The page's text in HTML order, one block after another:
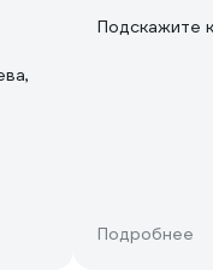
Подскажите
Подробнее